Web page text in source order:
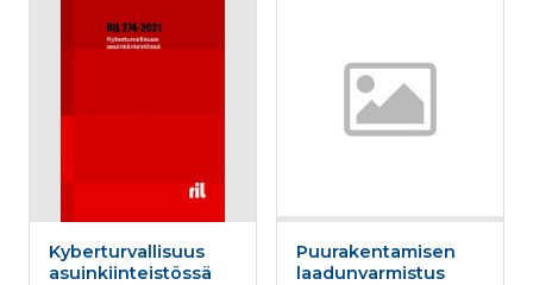
Kyberturvallisuus
asuinkiinteistössä
Puurakentamisen
laadunvarmistus